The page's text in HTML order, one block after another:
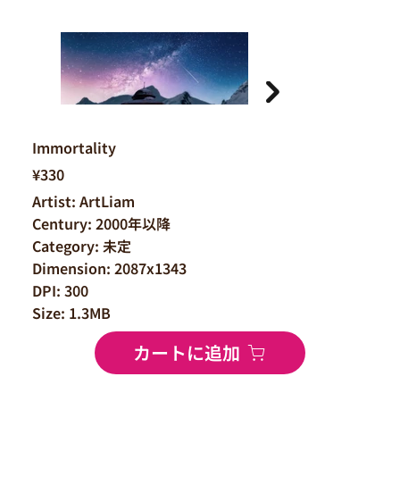
¥330
Artist: ArtLiam
Century: 2000年以降
Category: 未定
Dimension: 2087x1343
DPI: 300
Size: 1.3MB
カートに追加
Immortality